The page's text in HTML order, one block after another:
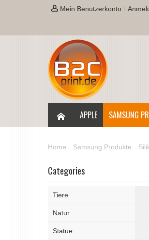
Mein Benutzerkonto
APPLE SAMSUNG
Home Samsung Produkte
Categories
Tiere
Natur
Statue